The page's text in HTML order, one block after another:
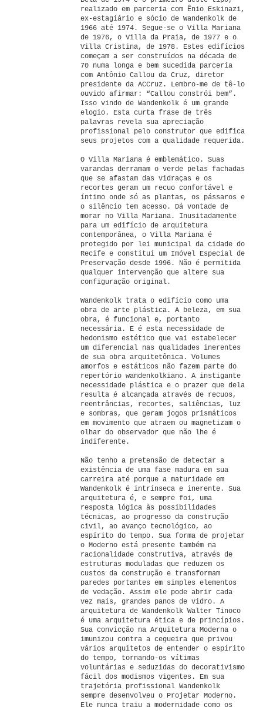
realizado em parceria com Ênio Eskinazi,
ex-estagiário e sócio de Wandenkolk de
1966 até 1974. Segue-se o Villa Mariana
de 1976, o Villa da Praia, de 1977 e o
Villa Cristina, de 1978. Estes edifícios
começam a ser construídos na década de
70 numa longa e bem sucedida parceria
com Antônio Callou da Cruz, diretor
presidente da ACCruz. Lembro-me de tê-lo
ouvido afirmar: “Callou constrói bem”.
Isso vindo de Wandenkolk é um grande
elogio. Esta curta frase de três
palavras revela sua apreciação
profissional pelo construtor que edifica
seus projetos com a qualidade requerida.
O Villa Mariana é emblemático. Suas
varandas derramam o verde pelas fachadas
que se afastam das vidraças e os
recortes geram um recuo confortável e
íntimo onde só as plantas, os pássaros e
o silêncio tem acesso. Dá vontade de
morar no Villa Mariana. Inusitadamente
para um edifício de arquitetura
contemporânea, o Villa Mariana é
protegido por lei municipal da cidade do
Recife e constitui um Imóvel Especial de
Preservação desde 1996. Não é permitida
qualquer intervenção que altere sua
configuração original.
Wandenkolk trata o edifício como uma
obra de arte plástica. A beleza, em sua
obra, é funcional e, portanto
necessária. E é esta necessidade de
hedonismo estético que vai estabelecer
um diferencial nas qualidades inerentes
de sua obra arquitetônica. Volumes
amorfos e estáticos não fazem parte do
repertório wandenkolkiano. A instigante
necessidade plástica e o prazer que dela
resulta é alcançada através de recuos,
reentrâncias, recortes, saliências, luz
e sombras, que geram jogos prismáticos
em movimento que atraem ou magnetizam o
olhar do observador que não lhe é
indiferente.
Não tenho a pretensão de detectar a
existência de uma fase madura em sua
carreira até porque a maturidade em
Wandenkolk é intrínseca e inerente. Sua
arquitetura é, e sempre foi, uma
resposta lógica às possibilidades
técnicas, ao progresso da construção
civil, ao avanço tecnológico, ao
espírito do tempo. Sua forma de projetar
o Moderno está presente também na
racionalidade construtiva, através de
estruturas moduladas que reduzem os
custos da construção e transformam
paredes portantes em simples elementos
de vedação. Assim ele pode abrir cada
vez mais, grandes panos de vidro. A
arquitetura de Wandenkolk Walter Tinoco
é uma arquitetura ética e de princípios.
Sua convicção na Arquitetura Moderna o
imunizou contra a cegueira que privou
vários arquitetos de entender o espírito
do tempo, tornando-os vítimas
voluntárias e seduzidas do decorativismo
fácil dos modismos vigentes. Em sua
trajetória profissional Wandenkolk
sempre desenvolveu o Projetar Moderno.
Ele nunca traiu a modernidade como os